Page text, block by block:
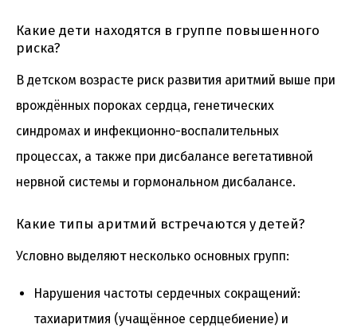
Какие дети находятся в группе повышенного
риска?
В детском возрасте риск развития аритмий выше при
врождённых пороках сердца, генетических
синдромах и инфекционно-воспалительных
процессах, а также при дисбалансе вегетативной
нервной системы и гормональном дисбалансе.
Какие типы аритмий встречаются у детей?
Условно выделяют несколько основных групп:
Нарушения частоты сердечных сокращений:
тахиаритмия (учащённое сердцебиение) и